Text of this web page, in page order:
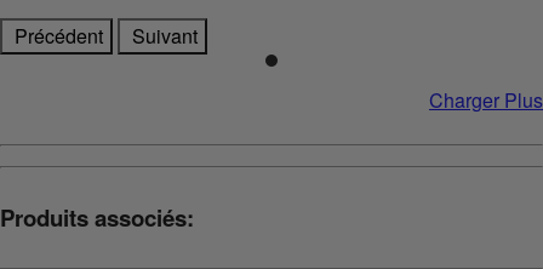
Précédent
Suivant
Charger Plus
Produits associés: